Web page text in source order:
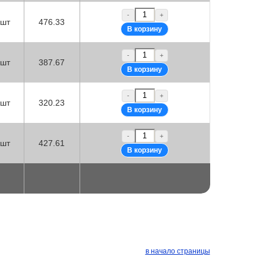
шт 476.33
- +
шт 387.67
- +
шт 320.23
- +
шт 427.61
- +
в начало страницы